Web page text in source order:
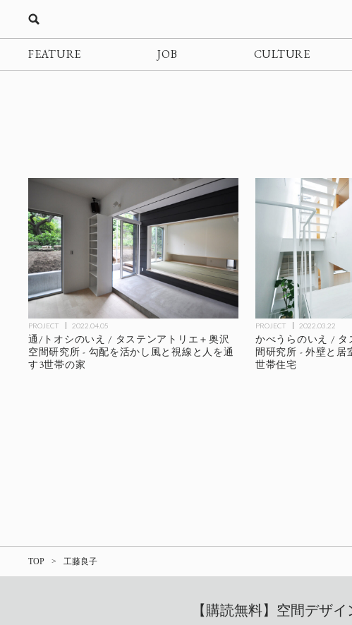
FEATURE JOB CULTURE
PROJECT 2022.04.05
通/トオシのいえ / タステンアトリエ＋奥沢
空間研究所 - 勾配を活かし風と視線と人を通
す3世帯の家
PROJECT 2022.03.22
かべうらのいえ / タ
間研究所 - 外壁と居
世帯住宅
TOP 工藤良子
【購読無料】空間デザ